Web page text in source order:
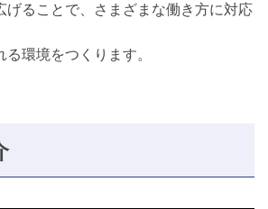
げることで、さまざまな働き方に対応
環境をつくります。